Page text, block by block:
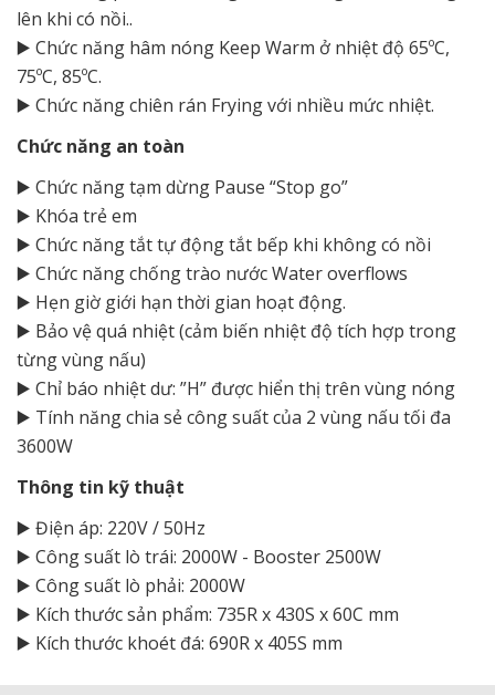
lên khi có nồi..
▶️ Chức năng hâm nóng Keep Warm ở nhiệt độ 65ºC,
75ºC, 85ºC.
▶️ Chức năng chiên rán Frying với nhiều mức nhiệt.
Chức năng an toàn
▶️ Chức năng tạm dừng Pause “Stop go”
▶️ Khóa trẻ em
▶️ Chức năng tắt tự động tắt bếp khi không có nồi
▶️ Chức năng chống trào nước Water overflows
▶️ Hẹn giờ giới hạn thời gian hoạt động.
▶️ Bảo vệ quá nhiệt (cảm biến nhiệt độ tích hợp trong
từng vùng nấu)
▶️ Chỉ báo nhiệt dư: ”H” được hiển thị trên vùng nóng
▶️ Tính năng chia sẻ công suất của 2 vùng nấu tối đa
3600W
Thông tin kỹ thuật
▶️ Điện áp: 220V / 50Hz
▶️ Công suất lò trái: 2000W - Booster 2500W
▶️ Công suất lò phải: 2000W
▶️ Kích thước sản phẩm: 735R x 430S x 60C mm
▶️ Kích thước khoét đá: 690R x 405S mm